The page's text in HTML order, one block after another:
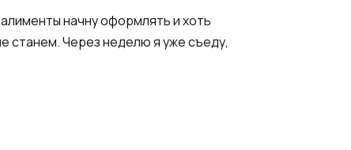
начну оформлять и хоть
станем. Через неделю я уже съеду,